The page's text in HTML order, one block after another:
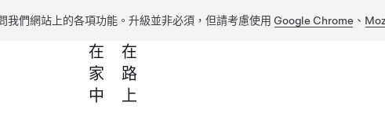
們網站上的各項功能。升級並非必須，但請考慮使用 Google Chrome 、
在
家
中
在
路
上